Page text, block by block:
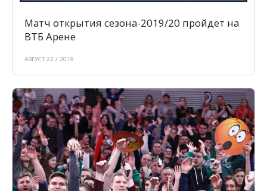
Матч открытия сезона-2019/20 пройдет на
ВТБ Арене
АВГУСТ 22 / 2019